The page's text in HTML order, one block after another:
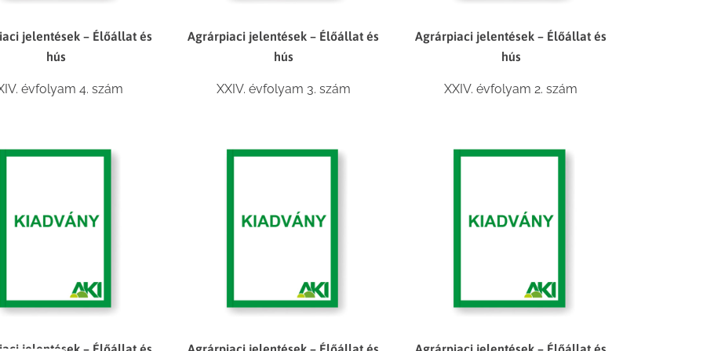
jelentések – Élőállat és
hús
évfolyam 4. szám
Agrárpiaci jelentések – Élőállat és
hús
XXIV. évfolyam 3. szám
Agrárpiaci jelentések – Élőállat és
hús
XXIV. évfolyam 2. szám